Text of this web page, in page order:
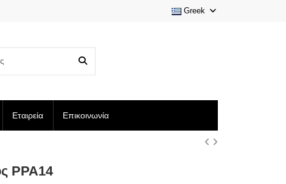
Greek
Εταιρεία Επικοινωνία
PPA14